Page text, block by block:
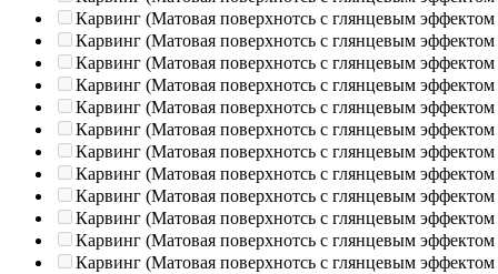
Карвинг (Матовая поверхнотсь с глянцевым эффектом
Карвинг (Матовая поверхнотсь с глянцевым эффектом
Карвинг (Матовая поверхнотсь с глянцевым эффектом
Карвинг (Матовая поверхнотсь с глянцевым эффектом
Карвинг (Матовая поверхнотсь с глянцевым эффектом
Карвинг (Матовая поверхнотсь с глянцевым эффектом
Карвинг (Матовая поверхнотсь с глянцевым эффектом
Карвинг (Матовая поверхнотсь с глянцевым эффектом
Карвинг (Матовая поверхнотсь с глянцевым эффектом
Карвинг (Матовая поверхнотсь с глянцевым эффектом
Карвинг (Матовая поверхнотсь с глянцевым эффектом
Карвинг (Матовая поверхнотсь с глянцевым эффектом